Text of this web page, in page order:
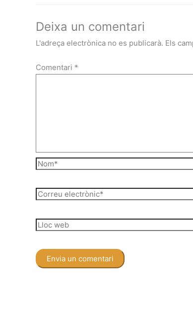
Deixa un comentari
L'adreça electrònica no es publicarà. Els
Comentari *
Nom*
Correu
Lloc